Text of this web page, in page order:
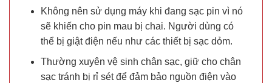
Không nên sử dụng máy khi đang sạc pin vì nó
sẽ khiến cho pin mau bị chai. Người dùng có
thể bị giật điện nếu như các thiết bị sạc dỏm.
Thường xuyên vệ sinh chân sạc, giữ cho chân
sạc tránh bị rỉ sét để đảm bảo nguồn điện vào